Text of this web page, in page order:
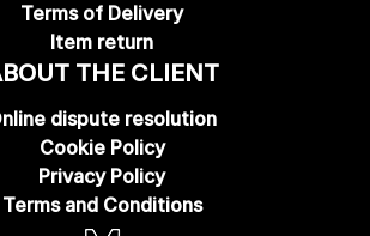
Terms of Delivery
Item return
THE CLIENT
dispute resolution
Cookie Policy
Privacy Policy
Terms and Conditions